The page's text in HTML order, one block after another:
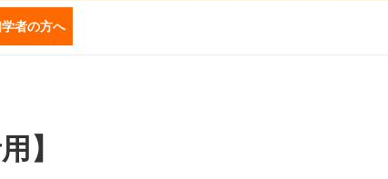
者の方へ
】